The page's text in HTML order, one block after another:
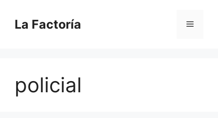
contenido
La Factoría Menú
policial